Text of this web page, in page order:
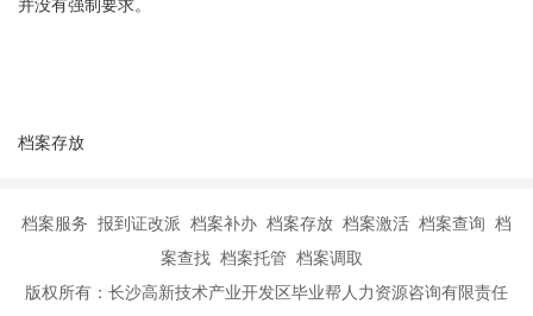
并没有强制要求。
档案存放
档案服务 报到证改派 档案补办 档案存放 档案激活 档案查询 档
案查找 档案托管 档案调取
版权所有：长沙高新技术产业开发区毕业帮人力资源咨询有限责任